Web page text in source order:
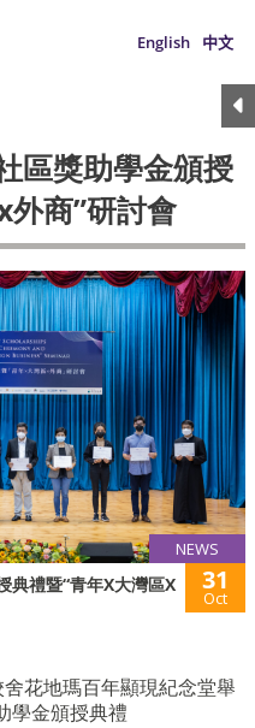
English 中文
區獎助學金頒授
商”研討會
NEWS
典禮暨“青年X大灣區X
31
Oct
花地瑪百年顯現紀念堂舉
學金頒授典禮